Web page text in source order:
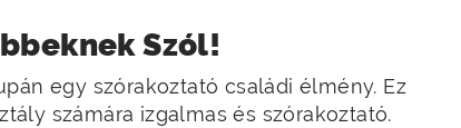
Szól!
egy szórakoztató családi élmény. Ez
számára izgalmas és szórakoztató.